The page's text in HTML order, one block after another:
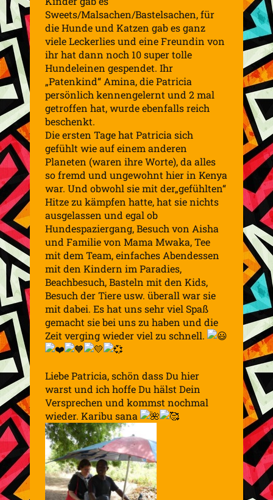
Sweets/Malsachen/Bastelsachen, für
die Hunde und Katzen gab es ganz
viele Leckerlies und eine Freundin von
ihr hat dann noch 10 super tolle
Hundeleinen gespendet. Ihr
„Patenkind“ Amina, die Patricia
persönlich kennengelernt und 2 mal
getroffen hat, wurde ebenfalls reich
beschenkt.
Die ersten Tage hat Patricia sich
gefühlt wie auf einem anderen
Planeten (waren ihre Worte), da alles
so fremd und ungewohnt hier in Kenya
war. Und obwohl sie mit der„gefühlten“
Hitze zu kämpfen hatte, hat sie nichts
ausgelassen und egal ob
Hundespaziergang, Besuch von Aisha
und Familie von Mama Mwaka, Tee
mit dem Team, einfaches Abendessen
mit den Kindern im Paradies,
Beachbesuch, Basteln mit den Kids,
Besuch der Tiere usw. überall war sie
mit dabei. Es hat uns sehr viel Spaß
gemacht sie bei uns zu haben und die
Zeit verging wieder viel zu schnell.
Liebe Patricia, schön dass Du hier
warst und ich hoffe Du hälst Dein
Versprechen und kommst nochmal
wieder. Karibu sana